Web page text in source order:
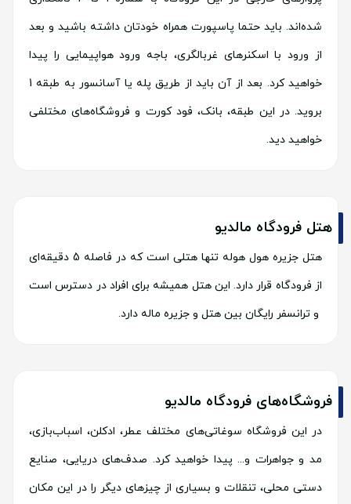
شده‌اند. باید حتما پاسپورت همراه خودتان داشته باشید و بعد
از ورود با اسکنرهای غربالگری، باجه ورود هواپیمایی را پیدا
خواهید کرد. بعد از آن باید از طریق پله یا آسانسور به طبقه 1
بروید. در این طبقه، بانک، فود کورت و فروشگاه‌های مختلفی
خواهید دید.
هتل فرودگاه مالدیو
هتل جزیره هول هوله تنها هتلی است که در فاصله 5 دقیقه‌ای
از فرودگاه قرار دارد. این هتل همیشه برای افراد در دسترس است
و ترانسفر رایگان بین هتل و جزیره ماله دارد.
فروشگاه‌های فرودگاه مالدیو
در این فروشگاه سوغاتی‌های مختلف عطر، ادکلن، اسباب‌بازی،
مد و جواهرات و... پیدا خواهید کرد. صدف‌های دریایی، صنایع
دستی محلی، تنقلات و بسیاری از چیزهای دیگر را در این مکان